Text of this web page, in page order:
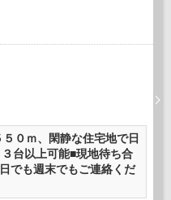
０ｍ、閑静な住宅地で日
台以上可能■現地待ち合
でも週末でもご連絡くだ